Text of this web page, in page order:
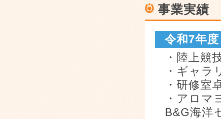
事業実績
令和7年
・陸上競
・ギャラ
・研修室
・アロマ
B&G海洋